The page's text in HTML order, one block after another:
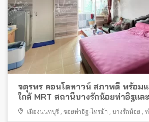
จตุรพร คอนโดทาวน์ สภาพดี พร้อมแ
ใกล้ MRT สถานีบางรักน้อยท่าอิฐแล
เมืองนนทบุรี , ซอยท่าอิฐ-ไทรม้า , บางรักน้อย ,